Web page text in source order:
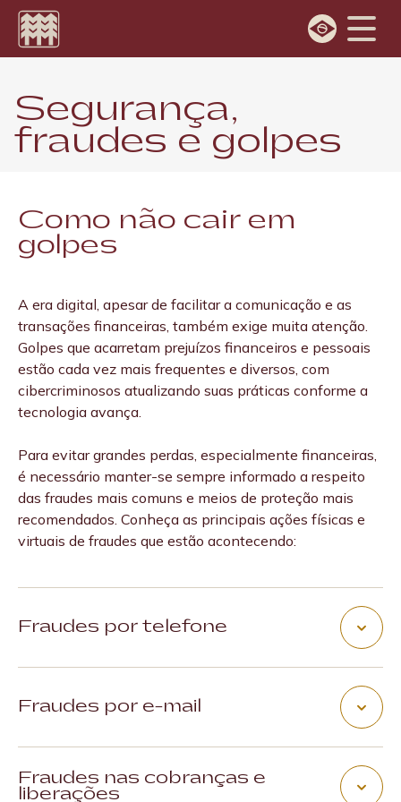
Escolha o idioma
Português
English
Segurança,
fraudes e golpes
Como não cair em
golpes
A era digital, apesar de facilitar a comunicação e as
transações financeiras, também exige muita atenção.
Golpes que acarretam prejuízos financeiros e pessoais
estão cada vez mais frequentes e diversos, com
cibercriminosos atualizando suas práticas conforme a
tecnologia avança.
Para evitar grandes perdas, especialmente financeiras,
é necessário manter-se sempre informado a respeito
das fraudes mais comuns e meios de proteção mais
recomendados. Conheça as principais ações físicas e
virtuais de fraudes que estão acontecendo:
Fraudes por telefone
telefônicas. Os criminosos entram em contato se
passando por funcionários da instituição financeira a
qual a vítima tem conta e solicitam informações
sigilosas, como senhas e códigos de segurança, na
tentativa de roubar dados financeiros e acessar
Fraudes por e-mail
corretamente, qual o endereço de e-mail do remetente
Fraudes nas cobranças e
liberações